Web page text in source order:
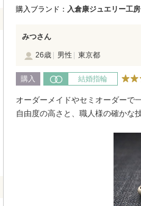
購入ブランド： 入倉康ジュエリー工房
みつさん
26歳 男性 東京都
購入 結婚指輪
オーダーメイドやセミオーダーで
自由度の高さと、職人様の確かな